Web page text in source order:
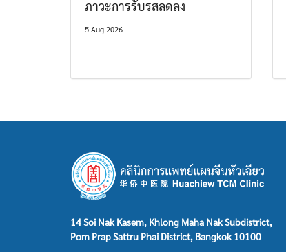
ภาวะการรับรสลดลง
5 Aug 2026
14 Soi Nak Kasem, Khlong Maha Nak Subdistrict,
Pom Prap Sattru Phai District, Bangkok 10100